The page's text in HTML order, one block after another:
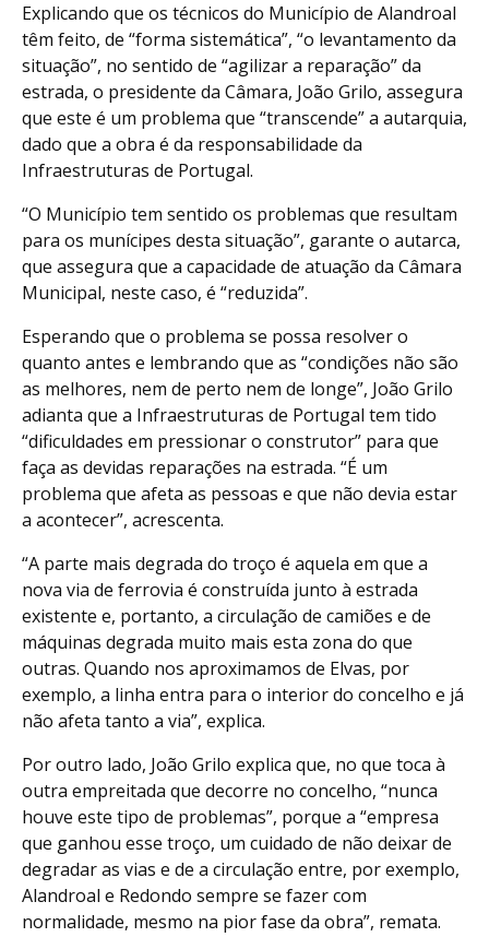
Explicando que os técnicos do Município de Alandroal
têm feito, de “forma sistemática”, “o levantamento da
situação”, no sentido de “agilizar a reparação” da
estrada, o presidente da Câmara, João Grilo, assegura
que este é um problema que “transcende” a autarquia,
dado que a obra é da responsabilidade da
Infraestruturas de Portugal.
“O Município tem sentido os problemas que resultam
para os munícipes desta situação”, garante o autarca,
que assegura que a capacidade de atuação da Câmara
Municipal, neste caso, é “reduzida”.
Esperando que o problema se possa resolver o
quanto antes e lembrando que as “condições não são
as melhores, nem de perto nem de longe”, João Grilo
adianta que a Infraestruturas de Portugal tem tido
“dificuldades em pressionar o construtor” para que
faça as devidas reparações na estrada. “É um
problema que afeta as pessoas e que não devia estar
a acontecer”, acrescenta.
“A parte mais degrada do troço é aquela em que a
nova via de ferrovia é construída junto à estrada
existente e, portanto, a circulação de camiões e de
máquinas degrada muito mais esta zona do que
outras. Quando nos aproximamos de Elvas, por
exemplo, a linha entra para o interior do concelho e já
não afeta tanto a via”, explica.
Por outro lado, João Grilo explica que, no que toca à
outra empreitada que decorre no concelho, “nunca
houve este tipo de problemas”, porque a “empresa
que ganhou esse troço, um cuidado de não deixar de
degradar as vias e de a circulação entre, por exemplo,
Alandroal e Redondo sempre se fazer com
normalidade, mesmo na pior fase da obra”, remata.